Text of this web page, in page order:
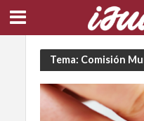
Tema: Comisión